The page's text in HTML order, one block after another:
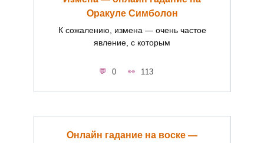
Оракуле Симболон
К сожалению, измена — очень частое
явление, с которым
0 113
Онлайн гадание на воске —